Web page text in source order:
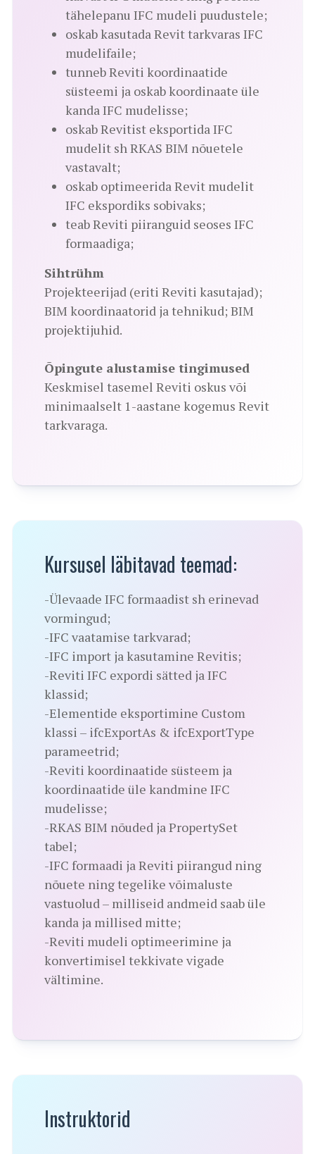
tähelepanu IFC mudeli puudustele;
oskab kasutada Revit tarkvaras IFC
mudelifaile;
tunneb Reviti koordinaatide
süsteemi ja oskab koordinaate üle
kanda IFC mudelisse;
oskab Revitist eksportida IFC
mudelit sh RKAS BIM nõuetele
vastavalt;
oskab optimeerida Revit mudelit
IFC ekspordiks sobivaks;
teab Reviti piiranguid seoses IFC
formaadiga;
Sihtrühm
Projekteerijad (eriti Reviti kasutajad);
BIM koordinaatorid ja tehnikud; BIM
projektijuhid.
Õpingute alustamise tingimused
Keskmisel tasemel Reviti oskus või
minimaalselt 1-aastane kogemus Revit
tarkvaraga.
Kursusel läbitavad teemad:
-Ülevaade IFC formaadist sh erinevad
vormingud;
-IFC vaatamise tarkvarad;
-IFC import ja kasutamine Revitis;
-Reviti IFC expordi sätted ja IFC
klassid;
-Elementide eksportimine Custom
klassi – ifcExportAs & ifcExportType
parameetrid;
-Reviti koordinaatide süsteem ja
koordinaatide üle kandmine IFC
mudelisse;
-RKAS BIM nõuded ja PropertySet
tabel;
-IFC formaadi ja Reviti piirangud ning
nõuete ning tegelike võimaluste
vastuolud – milliseid andmeid saab üle
kanda ja millised mitte;
-Reviti mudeli optimeerimine ja
konvertimisel tekkivate vigade
vältimine.
Instruktorid